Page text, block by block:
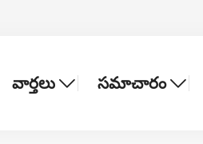
వార్తలు సమాచారం